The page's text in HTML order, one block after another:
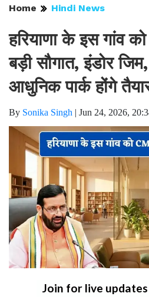
Home Hindi News
हरियाणा के इस गांव
बड़ी सौगात, इंडोर
आधुनिक पार्क होंगे
By Sonika Singh | Jun 24, 2026,
Join for live